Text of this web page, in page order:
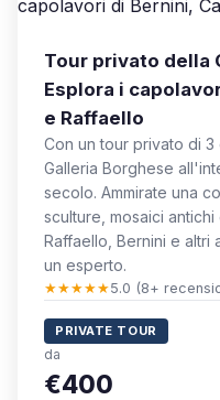
Tour privato della
Esplora i
e Raffaello
Con un tour privato di
Galleria Borghese
secolo. Ammirate una
sculture, mosaici
Raffaello, Bernini e altri
un esperto.
★★★★★5.0 (8+
PRIVATE TOUR
da
€400